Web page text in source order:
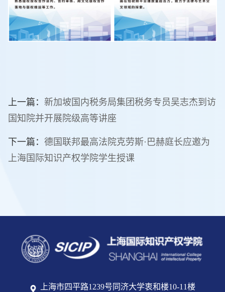
上一篇： 新加坡国内税务局集团税务专员吴志杰到访
国知院并开展院级高等讲座
下一篇： 德国联邦最高法院克劳斯·巴赫庭长应邀为
上海国际知识产权学院学生授课
上海市四平路1239号同济大学衷和楼10-11楼